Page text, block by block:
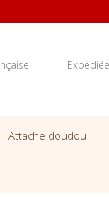
Attache doudou